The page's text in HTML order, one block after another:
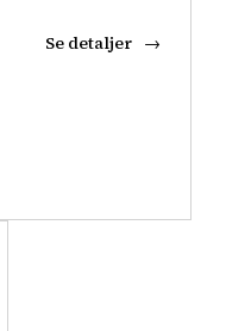
Se detaljer